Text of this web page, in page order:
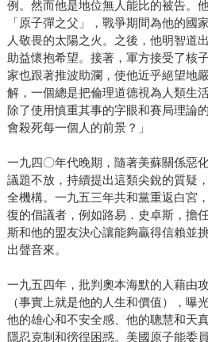
例。然而他是地位無人能比的被告。
「原子彈之父」，戰爭期間為他的國
人敬畏的太陽之火。之後，他明智道
助益懷抱希望。接著，軍方接受了核
家也跟著推波助瀾，使他近乎絕望地
解，一個總是把倫理道德視為人類生
除了使用慎重其事的字眼和賽局理論
會殺死每一個人的前景？」
一九四〇年代晚期，隨著美蘇關係惡
議題不放，持續提出這類尖銳的質疑
全機構。一九五三年共和黨重返白宮
復的倡議者，例如路易．史卓斯，擔
斯和他的盟友決心讓能夠贏得信賴並
出聲音來。
一九五四年，批判奧本海默的人藉由
（事實上就是他的人生和價值），曝
他的雄心和不安全感、他的聰慧和天
隱忍克制和徬徨困惑。美國原子能委